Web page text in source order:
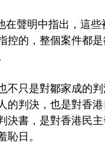
聲明中指出，這些
控的，整個案件都
不只是對鄒家成的
的判決，也是對香
書，是對香港民主
日。